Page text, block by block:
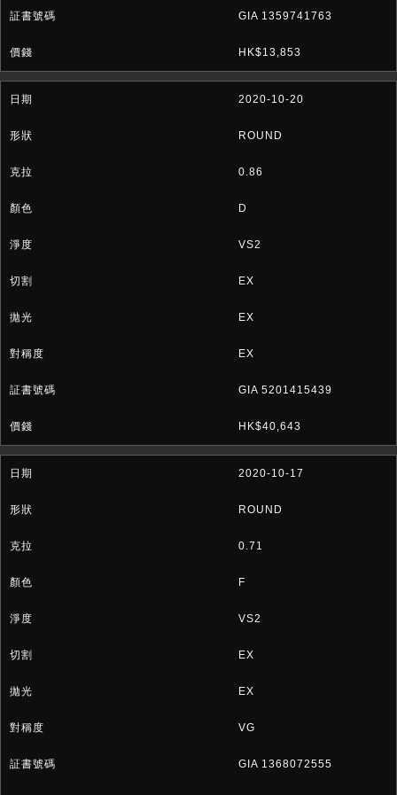
GIA 1359741763
HK$13,853
2020-10-20
ROUND
0.86
D
VS2
EX
EX
EX
GIA 5201415439
HK$40,643
2020-10-17
ROUND
0.71
F
VS2
EX
EX
VG
GIA 1368072555